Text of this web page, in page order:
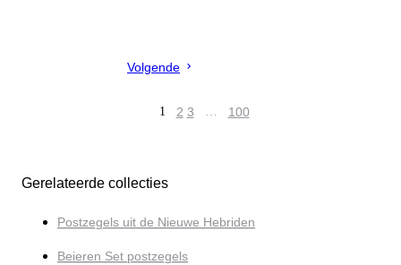
Volgende
1 2 3 … 100
Gerelateerde collecties
Postzegels uit de Nieuwe Hebriden
Beieren Set postzegels